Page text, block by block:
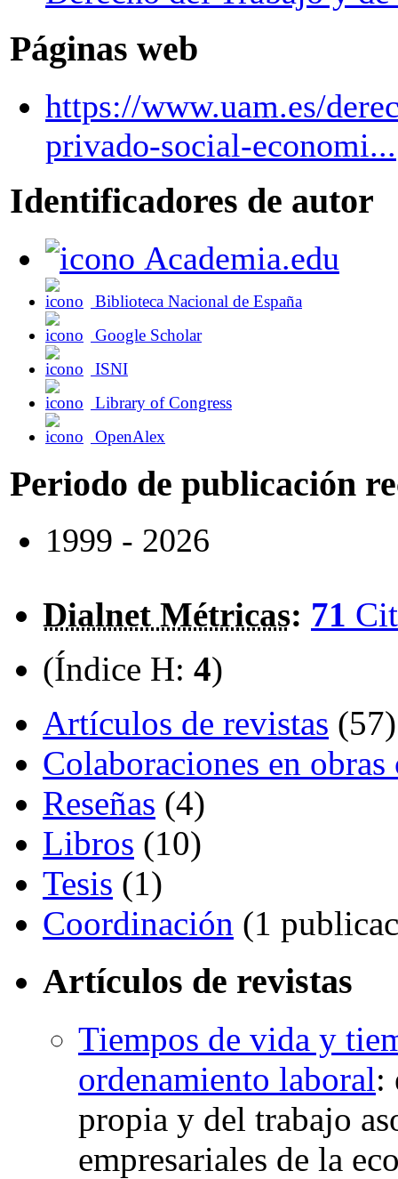
Páginas web
https://www.uam.es/
privado-social-economi...
Identificadores de autor
Academia.edu
Biblioteca Nacional de España
Google Scholar
ISNI
Library of Congress
OpenAlex
Periodo de publicación
1999 - 2026
Dialnet Métricas: 71
(Índice H: 4)
Artículos de revistas (57)
Colaboraciones en
Reseñas (4)
Libros (10)
Tesis (1)
Coordinación (1
Artículos de revistas
Tiempos de vida y
ordenamiento laboral:
propia y del trabajo
empresariales de la